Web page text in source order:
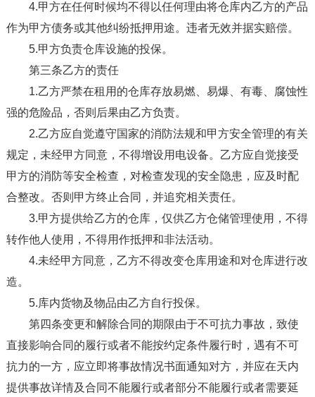
4.甲方在任何时候均不得以任何理由将仓库内乙方的产品
作为甲方债务或其他纠纷抵押用途。违者无效并据实赔偿。
5.甲方负责仓库设施的投保。
第三条乙方的责任
1.乙方严禁在租用的仓库存放易燃、易爆、有毒、腐蚀性
强的危险品，否则后果由乙方负责。
2.乙方应自觉遵守国家的消防法规和甲方安全管理的有关
规定，未经甲方同意，不得增设用电设备。乙方应自觉接受
甲方的消防等安全检查，对检查发现的安全隐患，应及时配
合整改。否则甲方终止合同，并追究相关责任。
3.甲方提供给乙方的仓库，仅供乙方仓储管理使用，不得
转作他人使用，不得用作抵押和非法活动。
4.未经甲方同意，乙方不得改变仓库用途和对仓库进行改
造。
5.库内货物及物品由乙方自行投保。
第四条变更和解除合同的期限由于不可抗力事故，致使
直接影响合同的履行或者不能按约定条件履行时，遇有不可
抗力的一方，应立即将事故情况书面通知对方，并应在天内
提供事故详情及合同不能履行或者部分不能履行或者需要延